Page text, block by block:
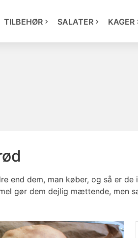
TILBEHØR SALATER KAGER
end dem, man køber, og så er
gør dem dejlig mættende, men